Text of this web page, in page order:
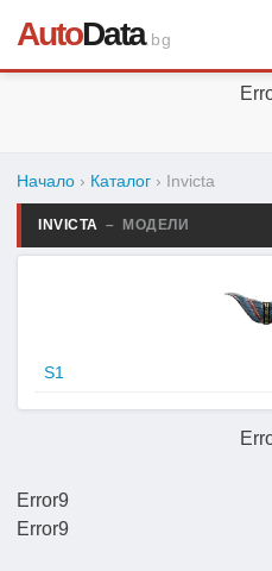
AutoData.bg
Error9
Начало › Каталог › Invicta
INVICTA – МОДЕЛИ
S1
Error9